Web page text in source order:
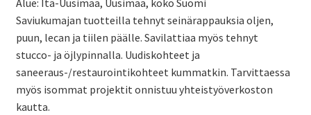
Alue: Itä-Uusimaa, Uusimaa, koko Suomi
Saviukumajan tuotteilla tehnyt seinärappauksia oljen,
puun, lecan ja tiilen päälle. Savilattiaa myös tehnyt
stucco- ja öjlypinnalla. Uudiskohteet ja
saneeraus-/restaurointikohteet kummatkin. Tarvittaessa
myös isommat projektit onnistuu yhteistyöverkoston
kautta.